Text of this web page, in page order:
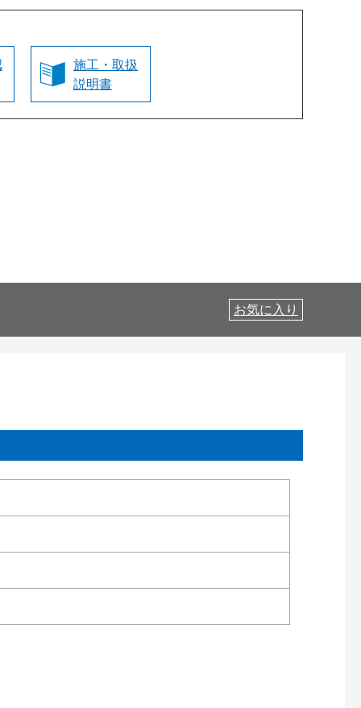
施工・取扱
説明書
お気に入り